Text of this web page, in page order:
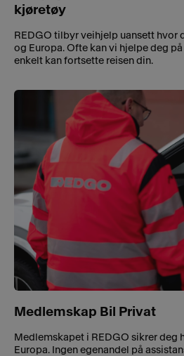
kjøretøy
REDGO tilbyr veihjelp uansett hvor
og Europa. Ofte kan vi hjelpe deg
enkelt kan fortsette reisen din.
Medlemskap Bil Privat
Medlemskapet i REDGO sikrer deg
Europa. Ingen egenandel på